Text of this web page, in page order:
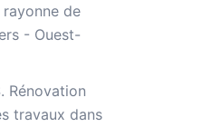
rayonne de
- Ouest-
Rénovation
travaux dans